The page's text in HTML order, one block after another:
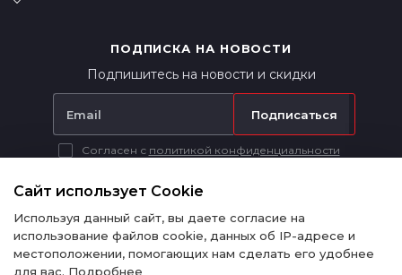
ПОДПИСКА НА НОВОСТИ
Подпишитесь на новости и скидки
Подписаться
Согласен с политикой конфиденциальности
информационный характер и ни при каких условиях не является
публичной офертой в соответствии с п. 2 ст. 437 ГК РФ.
Сайт использует Cookie
Используя данный сайт, вы даете согласие на
использование файлов cookie, данных об IP-адресе и
местоположении, помогающих нам сделать его удобнее
для вас. Подробнее